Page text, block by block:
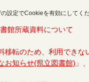
設定でCookieを有効にしてく
館所蔵資料について
移転のため、利用できな
お知らせ(県立図書館) 」